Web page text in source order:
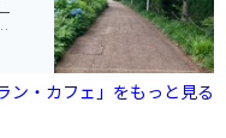
ン・カフェ」をもっと見る